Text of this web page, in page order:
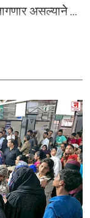
असल्याने ...